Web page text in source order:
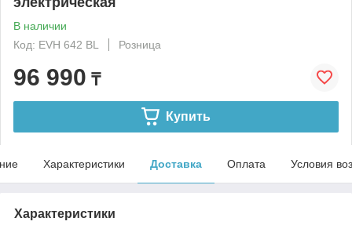
В наличии
Код: EVH 642 BL
Розница
96 990 ₸
Купить
Характеристики Доставка Оплата Условия
Характеристики